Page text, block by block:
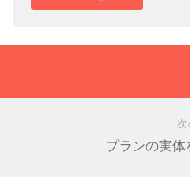
プランの実体